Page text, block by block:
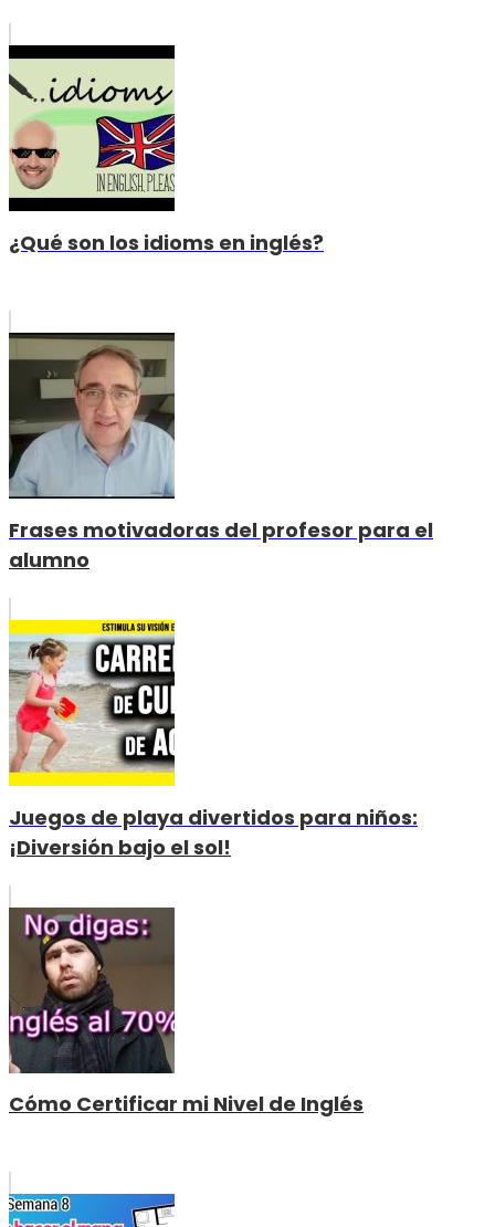
¿Qué son los idioms en inglés?
Frases motivadoras del profesor para el
alumno
Juegos de playa divertidos para niños:
¡Diversión bajo el sol!
Cómo Certificar mi Nivel de Inglés